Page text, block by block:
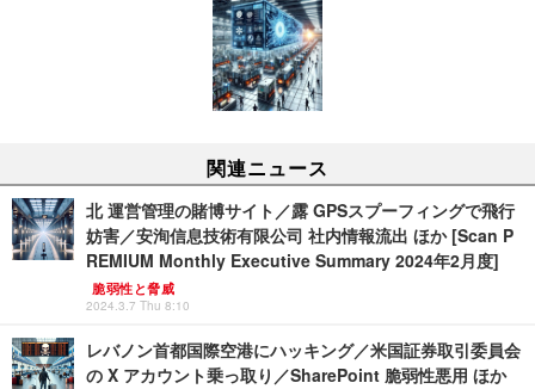
関連ニュース
北 運営管理の賭博サイト／露 GPSスプーフィングで飛行
妨害／安洵信息技術有限公司 社内情報流出 ほか [Scan P
REMIUM Monthly Executive Summary 2024年2月度]
脆弱性と脅威
2024.3.7 Thu 8:10
レバノン首都国際空港にハッキング／米国証券取引委員会
の X アカウント乗っ取り／SharePoint 脆弱性悪用 ほか